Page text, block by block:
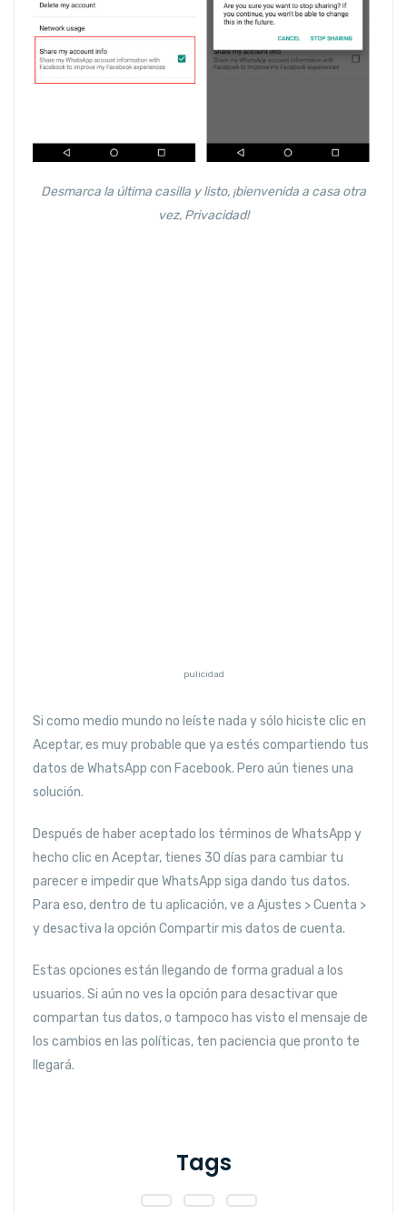
Desmarca la última casilla y listo, ¡bienvenida a casa otra
vez, Privacidad!
pulicidad
Si como medio mundo no leíste nada y sólo hiciste clic en
Aceptar, es muy probable que ya estés compartiendo tus
datos de WhatsApp con Facebook. Pero aún tienes una
solución.
Después de haber aceptado los términos de WhatsApp y
hecho clic en Aceptar, tienes 30 días para cambiar tu
parecer e impedir que WhatsApp siga dando tus datos.
Para eso, dentro de tu aplicación, ve a Ajustes > Cuenta >
y desactiva la opción Compartir mis datos de cuenta.
Estas opciones están llegando de forma gradual a los
usuarios. Si aún no ves la opción para desactivar que
compartan tus datos, o tampoco has visto el mensaje de
los cambios en las políticas, ten paciencia que pronto te
llegará.
Tags